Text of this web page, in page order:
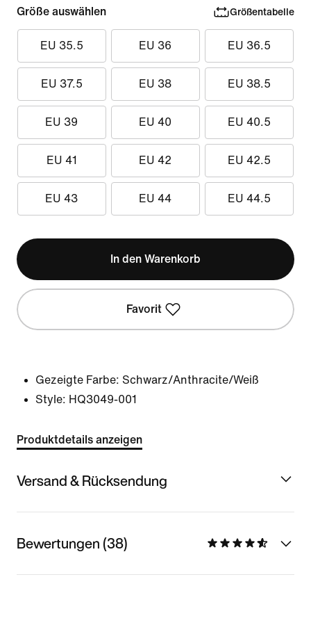
Größe auswählen Größentabelle
EU 35.5 EU 36 EU 36.5
EU 37.5 EU 38 EU 38.5
EU 39 EU 40 EU 40.5
EU 41 EU 42 EU 42.5
EU 43 EU 44 EU 44.5
In den Warenkorb
Favorit
Gezeigte Farbe: Schwarz/Anthracite/Weiß
Style: HQ3049-001
Produktdetails anzeigen
Versand & Rücksendung
Bewertungen (38)